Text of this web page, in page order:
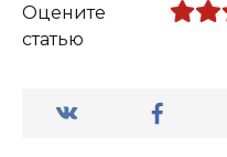
Оцените
статью